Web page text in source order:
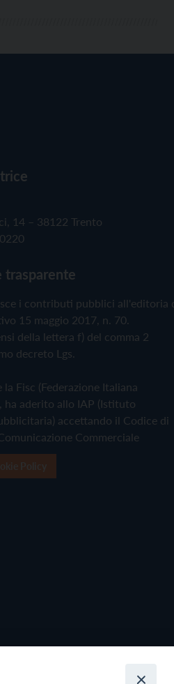
14 – 38122 Trento
trasparente
i contributi pubblici all'editoria
15 maggio 2017, n. 70.
della lettera f) del comma 2
decreto Lgs.
Fisc (Federazione Italiana
ha aderito allo IAP (Istituto
accettando il Codice di
Commerciale